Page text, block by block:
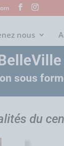
nous
sous
du